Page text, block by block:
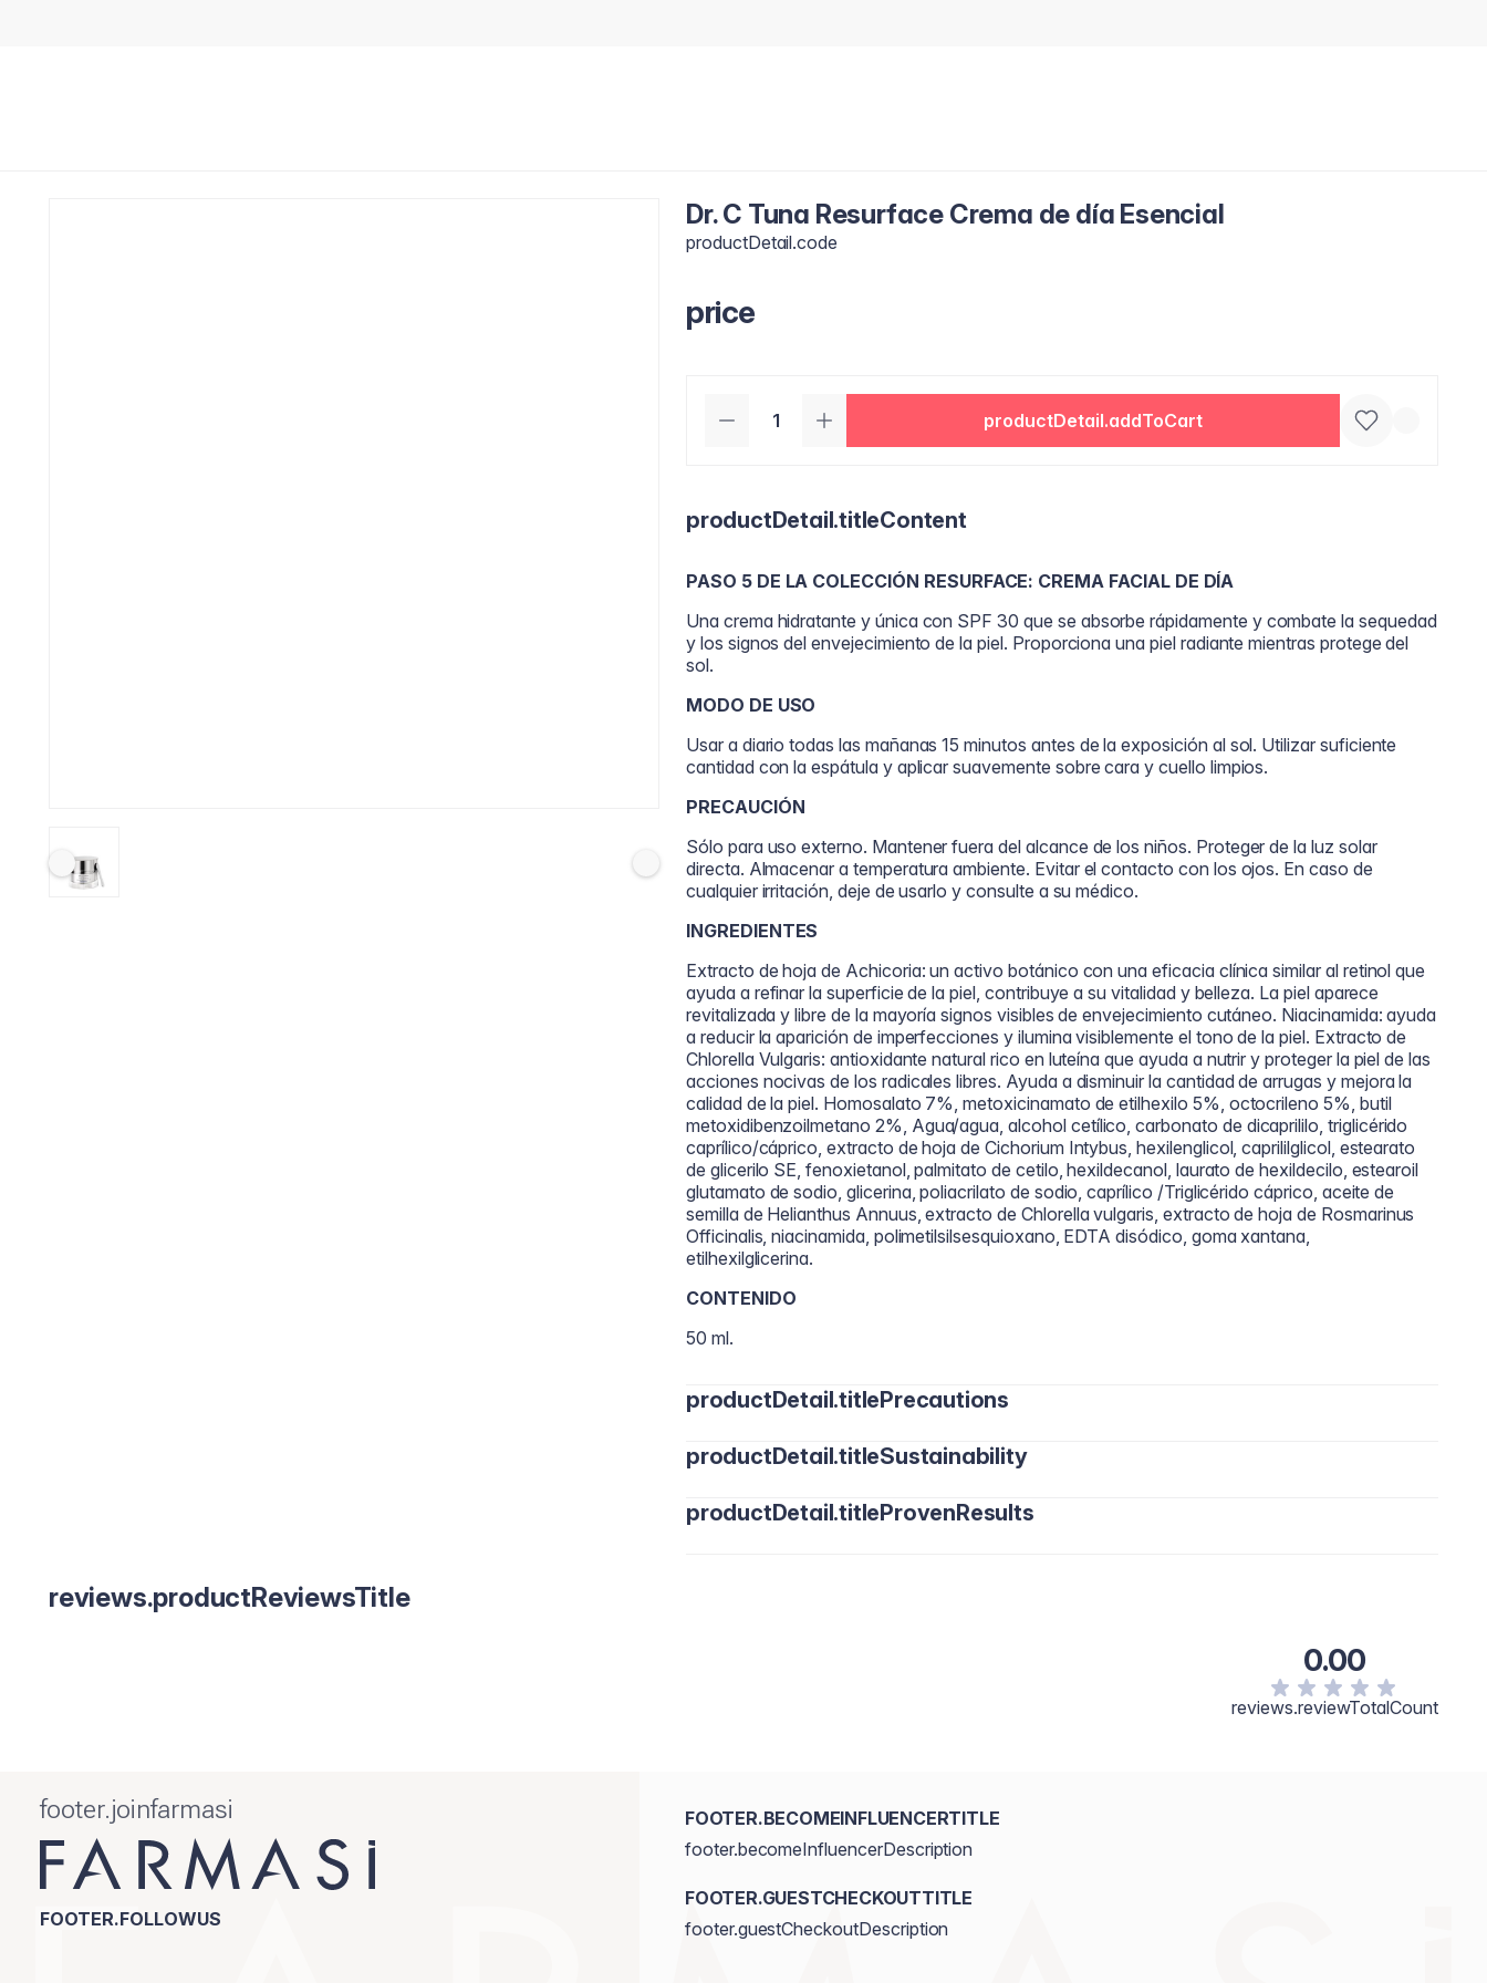
Dr. C Tuna Resurface Crema de día Esencial
productDetail.code
price
productDetail.addToCart
productDetail.titleContent
PASO 5 DE LA COLECCIÓN RESURFACE: CREMA FACIAL DE DÍA
Una crema hidratante y única con SPF 30 que se absorbe rápidamente y combate la sequedad
y los signos del envejecimiento de la piel. Proporciona una piel radiante mientras protege del
sol.
MODO DE USO
Usar a diario todas las mañanas 15 minutos antes de la exposición al sol. Utilizar suficiente
cantidad con la espátula y aplicar suavemente sobre cara y cuello limpios.
PRECAUCIÓN
Sólo para uso externo. Mantener fuera del alcance de los niños. Proteger de la luz solar
directa. Almacenar a temperatura ambiente. Evitar el contacto con los ojos. En caso de
cualquier irritación, deje de usarlo y consulte a su médico.
INGREDIENTES
Extracto de hoja de Achicoria: un activo botánico con una eficacia clínica similar al retinol que
ayuda a refinar la superficie de la piel, contribuye a su vitalidad y belleza. La piel aparece
revitalizada y libre de la mayoría signos visibles de envejecimiento cutáneo. Niacinamida: ayuda
a reducir la aparición de imperfecciones y ilumina visiblemente el tono de la piel. Extracto de
Chlorella Vulgaris: antioxidante natural rico en luteína que ayuda a nutrir y proteger la piel de las
acciones nocivas de los radicales libres. Ayuda a disminuir la cantidad de arrugas y mejora la
calidad de la piel. Homosalato 7%, metoxicinamato de etilhexilo 5%, octocrileno 5%, butil
metoxidibenzoilmetano 2%, Agua/agua, alcohol cetílico, carbonato de dicaprililo, triglicérido
caprílico/cáprico, extracto de hoja de Cichorium Intybus, hexilenglicol, caprililglicol, estearato
de glicerilo SE, fenoxietanol, palmitato de cetilo, hexildecanol, laurato de hexildecilo, estearoil
glutamato de sodio, glicerina, poliacrilato de sodio, caprílico /Triglicérido cáprico, aceite de
semilla de Helianthus Annuus, extracto de Chlorella vulgaris, extracto de hoja de Rosmarinus
Officinalis, niacinamida, polimetilsilsesquioxano, EDTA disódico, goma xantana,
etilhexilglicerina.
CONTENIDO
50 ml.
productDetail.titlePrecautions
productDetail.titleSustainability
productDetail.titleProvenResults
reviews.productReviewsTitle
0.00
reviews.reviewTotalCount
footer.joinfarmasi
FOOTER.FOLLOWUS
FOOTER.BECOMEINFLUENCERTITLE
footer.becomeInfluencerDescription
FOOTER.GUESTCHECKOUTTITLE
footer.guestCheckoutDescription